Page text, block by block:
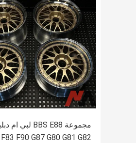
F90 G87 G80 G81 G82